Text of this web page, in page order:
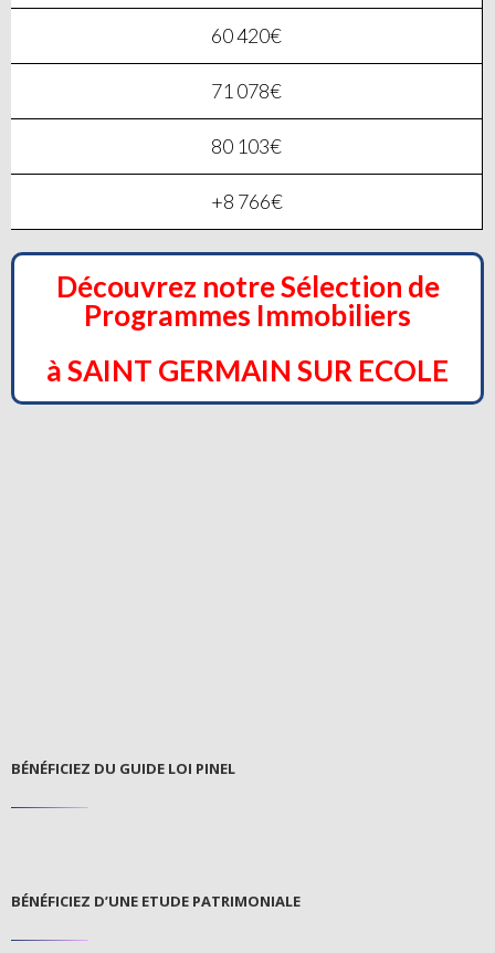
60 420€
71 078€
80 103€
+8 766€
Découvrez notre Sélection de
Programmes Immobiliers
à SAINT GERMAIN SUR ECOLE
BÉNÉFICIEZ DU GUIDE LOI PINEL
BÉNÉFICIEZ D’UNE ETUDE PATRIMONIALE